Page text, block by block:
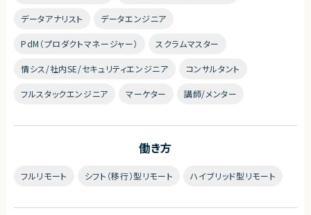
データアナリスト データエンジニア
PdM（プロダクトマネージャー） スクラムマスター
情シス/社内SE/セキュリティエンジニア コンサルタント
フルスタックエンジニア マーケター 講師/メンター
働き方
フルリモート シフト（移行）型リモート ハイブリッド型リモート